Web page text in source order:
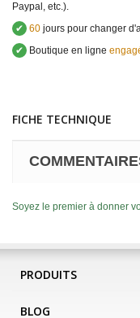
Paypal, etc.).
✔ 60 jours pour changer
✔
Boutique en ligne
FICHE TECHNIQUE
Soyez le premier à donner
PRODUITS
BLOG